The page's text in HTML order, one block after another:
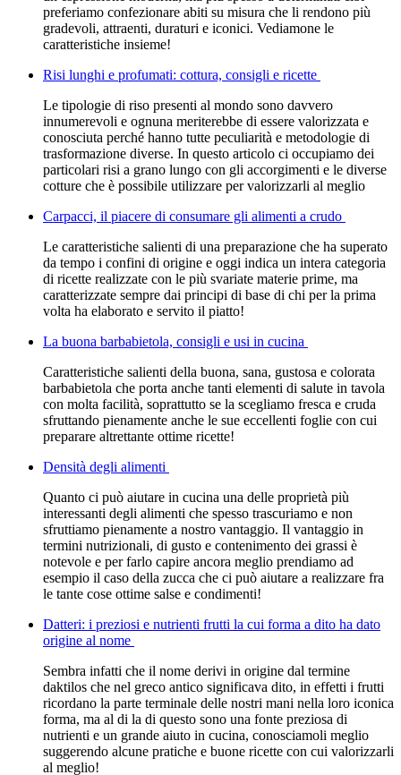
preferiamo confezionare abiti su misura che li rendono più
gradevoli, attraenti, duraturi e iconici. Vediamone le
caratteristiche insieme!
Risi lunghi e profumati: cottura, consigli e ricette
Le tipologie di riso presenti al mondo sono davvero
innumerevoli e ognuna meriterebbe di essere valorizzata e
conosciuta perché hanno tutte peculiarità e metodologie di
trasformazione diverse. In questo articolo ci occupiamo dei
particolari risi a grano lungo con gli accorgimenti e le diverse
cotture che è possibile utilizzare per valorizzarli al meglio
Carpacci, il piacere di consumare gli alimenti a crudo
Le caratteristiche salienti di una preparazione che ha superato
da tempo i confini di origine e oggi indica un intera categoria
di ricette realizzate con le più svariate materie prime, ma
caratterizzate sempre dai principi di base di chi per la prima
volta ha elaborato e servito il piatto!
La buona barbabietola, consigli e usi in cucina
Caratteristiche salienti della buona, sana, gustosa e colorata
barbabietola che porta anche tanti elementi di salute in tavola
con molta facilità, soprattutto se la scegliamo fresca e cruda
sfruttando pienamente anche le sue eccellenti foglie con cui
preparare altrettante ottime ricette!
Densità degli alimenti
Quanto ci può aiutare in cucina una delle proprietà più
interessanti degli alimenti che spesso trascuriamo e non
sfruttiamo pienamente a nostro vantaggio. Il vantaggio in
termini nutrizionali, di gusto e contenimento dei grassi è
notevole e per farlo capire ancora meglio prendiamo ad
esempio il caso della zucca che ci può aiutare a realizzare fra
le tante cose ottime salse e condimenti!
Datteri: i preziosi e nutrienti frutti la cui forma a dito ha dato
origine al nome
Sembra infatti che il nome derivi in origine dal termine
daktilos che nel greco antico significava dito, in effetti i frutti
ricordano la parte terminale delle nostri mani nella loro iconica
forma, ma al di la di questo sono una fonte preziosa di
nutrienti e un grande aiuto in cucina, conosciamoli meglio
suggerendo alcune pratiche e buone ricette con cui valorizzarli
al meglio!